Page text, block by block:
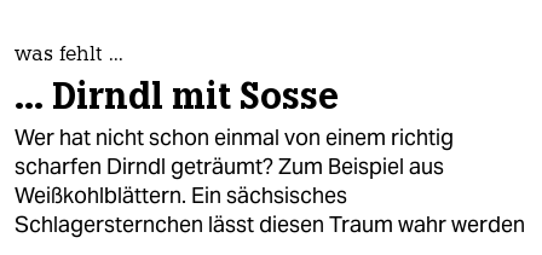
themen
politik
öko
gesellschaft
was fehlt ...
... Dirndl mit Sosse
Wer hat nicht schon einmal von einem richtig
scharfen Dirndl geträumt? Zum Beispiel aus
Weißkohlblättern. Ein sächsisches
Schlagersternchen lässt diesen Traum wahr werden